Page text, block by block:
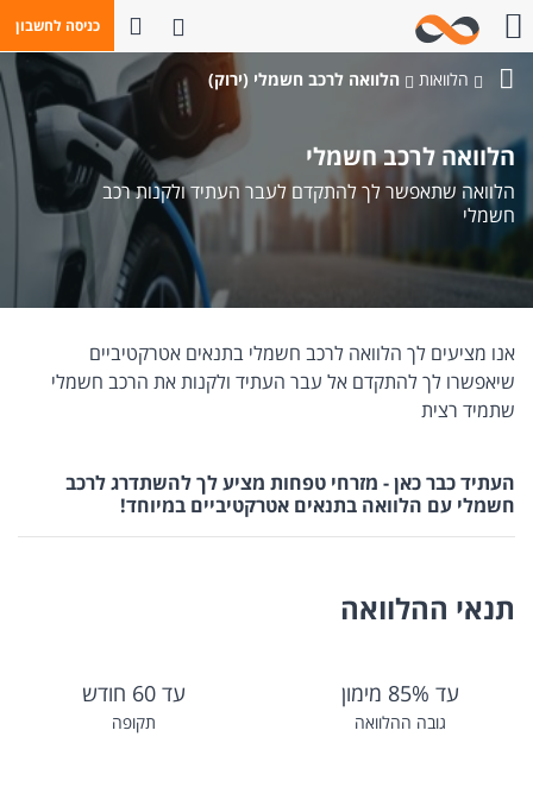
כניסה לחשבון
פתח חיפושחייגו אלינו
מזרחי-טפחות
הלוואות הלוואה לרכב חשמלי (ירוק)
הלוואה לרכב חשמלי
הלוואה שתאפשר לך להתקדם לעבר העתיד ולקנות רכב
חשמלי
אנו מציעים לך הלוואה לרכב חשמלי בתנאים אטרקטיביים
שיאפשרו לך להתקדם אל עבר העתיד ולקנות את הרכב חשמלי
שתמיד רצית
העתיד כבר כאן - מזרחי טפחות מציע לך להשתדרג לרכב
חשמלי עם הלוואה בתנאים אטרקטיביים במיוחד!
תנאי ההלוואה
עד 85% מימון
גובה ההלוואה
עד 60 חודש
תקופה